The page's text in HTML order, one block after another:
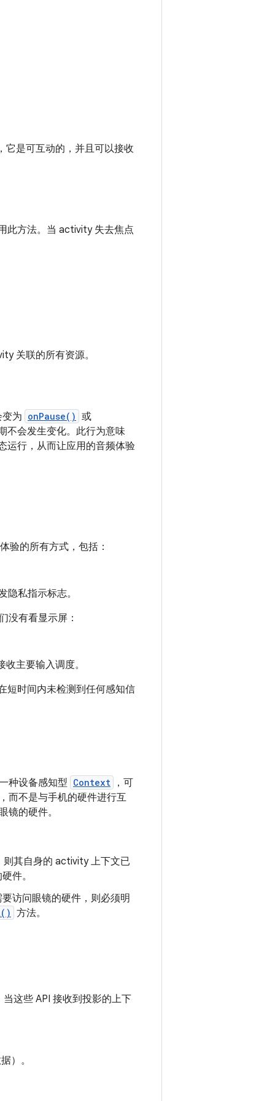
是可互动的，并且可以接收
此方法。当 activity 失去焦点
关联的所有资源。
为 onPause() 或
不会发生变化。此行为意味
运行，从而让应用的音频体验
验的所有方式，包括：
私指示标志。
没有看显示屏：
主要输入调度。
短时间内未检测到任何感知信
种设备感知型 Context
，可
而不是与手机的硬件进行互
镜的硬件。
其自身的 activity 上下文已
件。
访问眼镜的硬件，则必须明
方法。
这些 API 接收到投影的上下
）。